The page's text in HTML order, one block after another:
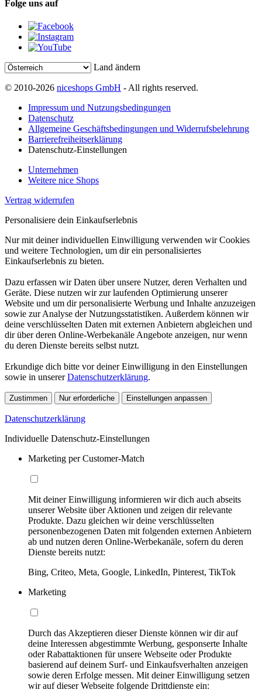
Folge uns auf
Land ändern
© 2010-2026 niceshops GmbH - All rights reserved.
Impressum und Nutzungsbedingungen
Datenschutz
Allgemeine Geschäftsbedingungen und Widerrufsbelehrung
Barrierefreiheitserklärung
Datenschutz-Einstellungen
Unternehmen
Weitere nice Shops
Vertrag widerrufen
Personalisiere dein Einkaufserlebnis
Nur mit deiner individuellen Einwilligung verwenden wir Cookies
und weitere Technologien, um dir ein personalisiertes
Einkaufserlebnis zu bieten.
Dazu erfassen wir Daten über unsere Nutzer, deren Verhalten und
Geräte. Diese nutzen wir zur laufenden Optimierung unserer
Website und um dir personalisierte Werbung und Inhalte anzuzeigen
sowie zur Analyse der Nutzungsstatistiken. Außerdem können wir
deine verschlüsselten Daten mit externen Anbietern abgleichen und
dir über deren Online-Werbekanäle Angebote anzeigen, nur wenn
du deren Dienste bereits selbst nutzt.
Erkundige dich bitte vor deiner Einwilligung in den Einstellungen
sowie in unsererDatenschutzerklärung.
Zustimmen Nur erforderliche Einstellungen anpassen
Datenschutzerklärung
Individuelle Datenschutz-Einstellungen
Marketing per Customer-Match
Mit deiner Einwilligung informieren wir dich auch abseits
unserer Website über Aktionen und zeigen dir relevante
Produkte. Dazu gleichen wir deine verschlüsselten
personenbezogenen Daten mit folgenden externen Anbietern
ab und nutzen deren Online-Werbekanäle, sofern du deren
Dienste bereits nutzt:
Bing, Criteo, Meta, Google, LinkedIn, Pinterest, TikTok
Marketing
Durch das Akzeptieren dieser Dienste können wir dir auf
deine Interessen abgestimmte Werbung, gesponserte Inhalte
oder Rabattaktionen für unsere Webseite oder Produkte
basierend auf deinem Surf- und Einkaufsverhalten anzeigen
sowie deren Erfolge messen. Mit deiner Einwilligung setzen
wir auf dieser Webseite folgende Drittdienste ein: